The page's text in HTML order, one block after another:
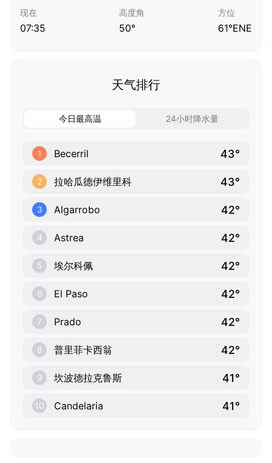
现在
07:35
高度角
50°
方位
61°ENE
天气排行
今日最高温 24小时降水量
1 Becerril 43°
2 拉哈瓜德伊维里科 43°
3 Algarrobo 42°
4 Astrea 42°
5 埃尔科佩 42°
6 El Paso 42°
7 Prado 42°
8 普里菲卡西翁 42°
9 坎波德拉克鲁斯 41°
10 Candelaria 41°